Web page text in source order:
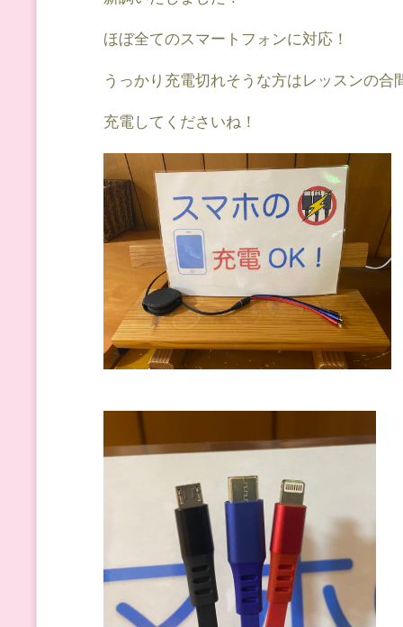
ほぼ全てのスマートフォンに対応！
うっかり充電切れそうな方はレッスンの合
充電してくださいね！